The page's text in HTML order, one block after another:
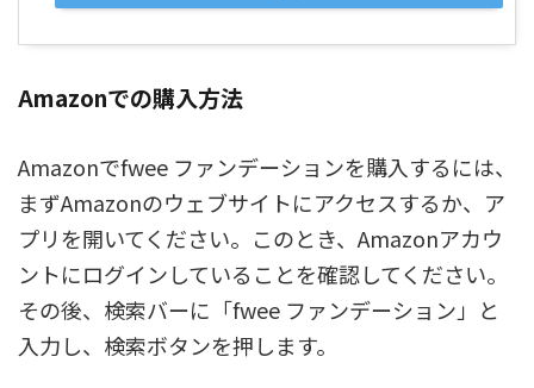
Amazonでの購入方法
Amazonでfwee ファンデーションを購入するには、
まずAmazonのウェブサイトにアクセスするか、ア
プリを開いてください。このとき、Amazonアカウ
ントにログインしていることを確認してください。
その後、検索バーに「fwee ファンデーション」と
入力し、検索ボタンを押します。